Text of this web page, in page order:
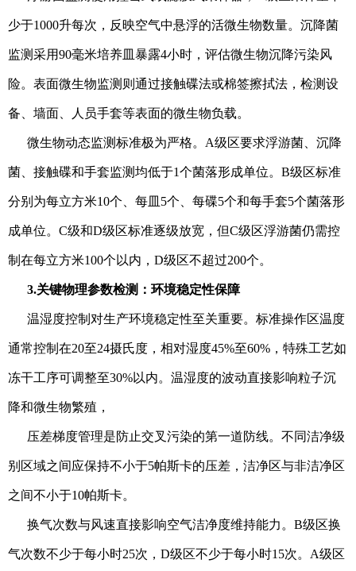
少于1000升每次，反映空气中悬浮的活微生物数量。沉降菌
监测采用90毫米培养皿暴露4小时，评估微生物沉降污染风
险。表面微生物监测则通过接触碟法或棉签擦拭法，检测设
备、墙面、人员手套等表面的微生物负载。
微生物动态监测标准极为严格。A级区要求浮游菌、沉降
菌、接触碟和手套监测均低于1个菌落形成单位。B级区标准
分别为每立方米10个、每皿5个、每碟5个和每手套5个菌落形
成单位。C级和D级区标准逐级放宽，但C级区浮游菌仍需控
制在每立方米100个以内，D级区不超过200个。
3.关键物理参数检测：环境稳定性保障
温湿度控制对生产环境稳定性至关重要。标准操作区温度
通常控制在20至24摄氏度，相对湿度45%至60%，特殊工艺如
冻干工序可调整至30%以内。温湿度的波动直接影响粒子沉
降和微生物繁殖，
压差梯度管理是防止交叉污染的第一道防线。不同洁净级
别区域之间应保持不小于5帕斯卡的压差，洁净区与非洁净区
之间不小于10帕斯卡。
换气次数与风速直接影响空气洁净度维持能力。B级区换
气次数不少于每小时25次，D级区不少于每小时15次。A级区